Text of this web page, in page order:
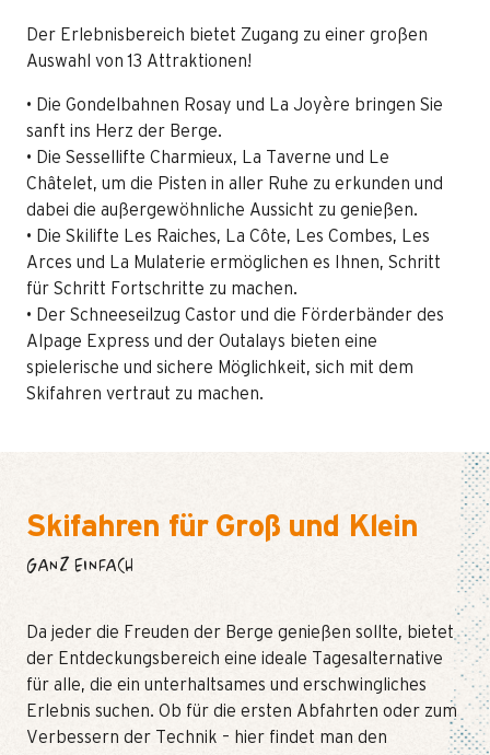
Der Erlebnisbereich bietet Zugang zu einer großen
Auswahl von 13 Attraktionen!
• Die Gondelbahnen Rosay und La Joyère bringen Sie
sanft ins Herz der Berge.
• Die Sessellifte Charmieux, La Taverne und Le
Châtelet, um die Pisten in aller Ruhe zu erkunden und
dabei die außergewöhnliche Aussicht zu genießen.
• Die Skilifte Les Raiches, La Côte, Les Combes, Les
Arces und La Mulaterie ermöglichen es Ihnen, Schritt
für Schritt Fortschritte zu machen.
• Der Schneeseilzug Castor und die Förderbänder des
Alpage Express und der Outalays bieten eine
spielerische und sichere Möglichkeit, sich mit dem
Skifahren vertraut zu machen.
Skifahren für Groß und Klein
GANZ EINFACH
Da jeder die Freuden der Berge genießen sollte, bietet
der Entdeckungsbereich eine ideale Tagesalternative
für alle, die ein unterhaltsames und erschwingliches
Erlebnis suchen. Ob für die ersten Abfahrten oder zum
Verbessern der Technik – hier findet man den